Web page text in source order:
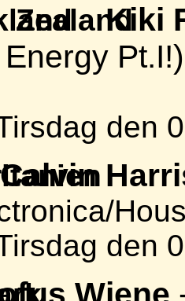
Kiki
den
Calvin
den
Wiene